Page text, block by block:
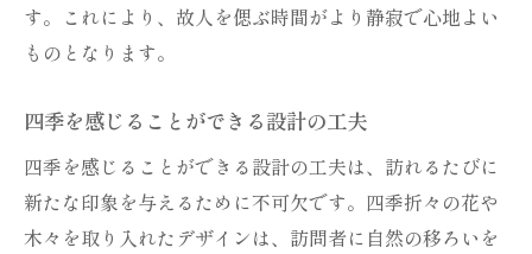
す。これにより、故人を偲ぶ時間がより静寂で心地よい
ものとなります。
四季を感じることができる設計の工夫
四季を感じることができる設計の工夫は、訪れるたびに
新たな印象を与えるために不可欠です。四季折々の花や
木々を取り入れたデザインは、訪問者に自然の移ろいを